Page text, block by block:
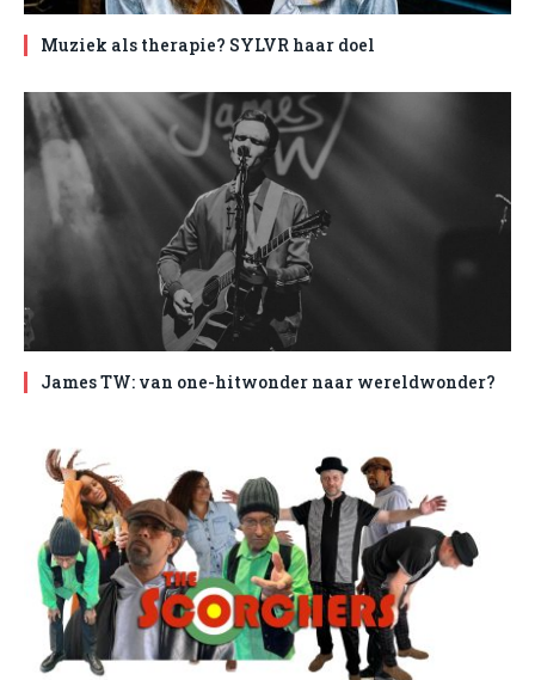
Muziek als therapie? SYLVR haar doel
James TW: van one-hitwonder naar wereldwonder?